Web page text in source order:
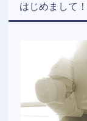
はじめまして！